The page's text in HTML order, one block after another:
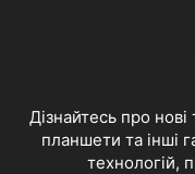
Дізнайтесь про
планшети та інші
технологій,